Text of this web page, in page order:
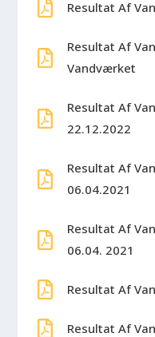
Resultat Af
Resultat Af
Vandværket
Resultat Af
22.12.2022
Resultat Af
06.04.2021
Resultat Af
06.04. 2021
Resultat Af
Resultat Af